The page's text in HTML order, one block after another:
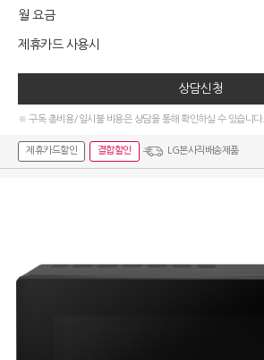
월 요금
제휴카드 사용시
상담신청
※ 구독 총비용/일시불 비용은 상담을 통해 확인하실 수 있습니다.
제휴카드할인 결합할인 LG본사직배송제품